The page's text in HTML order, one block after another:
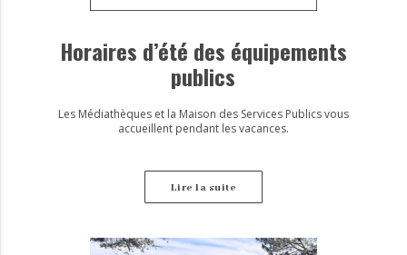
Horaires d’été des équipements
publics
Les Médiathèques et la Maison des Services Publics vous
accueillent pendant les vacances.
Lire la suite